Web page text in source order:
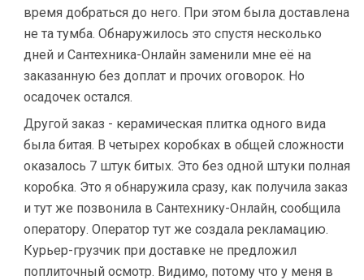
время добраться до него. При этом была доставлена
не та тумба. Обнаружилось это спустя несколько
дней и Сантехника-Онлайн заменили мне её на
заказанную без доплат и прочих оговорок. Но
осадочек остался.
Другой заказ - керамическая плитка одного вида
была битая. В четырех коробках в общей сложности
оказалось 7 штук битых. Это без одной штуки полная
коробка. Это я обнаружила сразу, как получила заказ
и тут же позвонила в Сантехнику-Онлайн, сообщила
оператору. Оператор тут же создала рекламацию.
Курьер-грузчик при доставке не предложил
поплиточный осмотр. Видимо, потому что у меня в